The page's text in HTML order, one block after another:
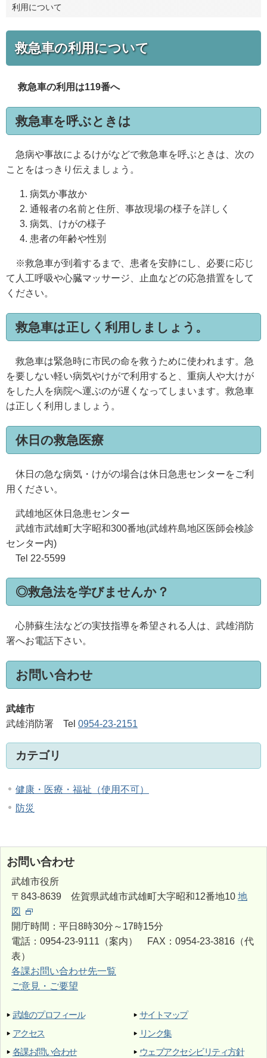
利用について
救急車の利用について
救急車の利用は119番へ
救急車を呼ぶときは
急病や事故によるけがなどで救急車を呼ぶときは、次の
ことをはっきり伝えましょう。
病気か事故か
通報者の名前と住所、事故現場の様子を詳しく
病気、けがの様子
患者の年齢や性別
※救急車が到着するまで、患者を安静にし、必要に応じ
て人工呼吸や心臓マッサージ、止血などの応急措置をして
ください。
救急車は正しく利用しましょう。
救急車は緊急時に市民の命を救うために使われます。急
を要しない軽い病気やけがで利用すると、重病人や大けが
をした人を病院へ運ぶのが遅くなってしまいます。救急車
は正しく利用しましょう。
休日の救急医療
休日の急な病気・けがの場合は休日急患センターをご利
用ください。
武雄地区休日急患センター
武雄市武雄町大字昭和300番地(武雄杵島地区医師会検診
センター内)
Tel 22-5599
◎救急法を学びませんか？
心肺蘇生法などの実技指導を希望される人は、武雄消防
署へお電話下さい。
お問い合わせ
武雄市
武雄消防署 Tel 0954-23-2151
カテゴリ
健康・医療・福祉（使用不可）
防災
お問い合わせ
武雄市役所
〒843-8639 佐賀県武雄市武雄町大字昭和12番地10 地
図
開庁時間：平日8時30分～17時15分
電話：0954-23-9111（案内） FAX：0954-23-3816（代
表）
各課お問い合わせ先一覧
ご意見・ご要望
武雄のプロフィール
アクセス
各課お問い合わせ
サイトマップ
リンク集
ウェブアクセシビリティ方針